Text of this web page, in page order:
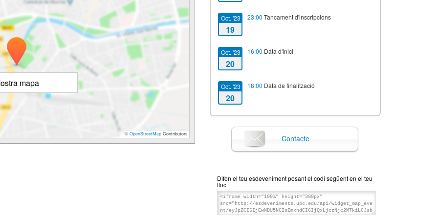
mapa
© OpenStreetMap Contributors
Oct. '23
19
23:00 Tancament d'inscripcions
Oct. '23
20
16:00 Data d'inici
Oct. '23
20
18:00 Data de finalització
Contacte
Difon el teu esdeveniment posant el codi següent en el teu
lloc